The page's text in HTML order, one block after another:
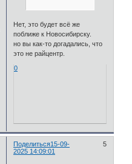
Нет, это будет всё же
поближе к Новосибирску.
но вы как-то догадались, что
это не райцентр.
0
Поделиться 5
15-09-
2025 14:09:01